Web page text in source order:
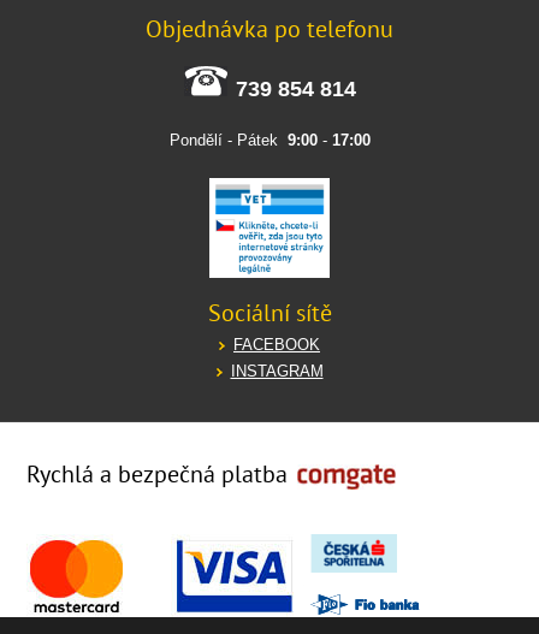
Objednávka po telefonu
739 854 814
Pondělí - Pátek 9:00- 17:00
Sociální sítě
FACEBOOK
INSTAGRAM
Rychlá a bezpečná platba